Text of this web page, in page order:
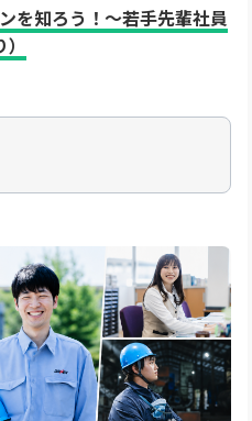
を知ろう！～若手先輩社員